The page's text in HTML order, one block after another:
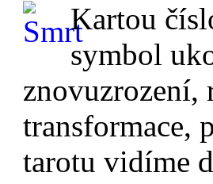
Kartou
symbol
znovuzrození,
transformace,
tarotu vidíme